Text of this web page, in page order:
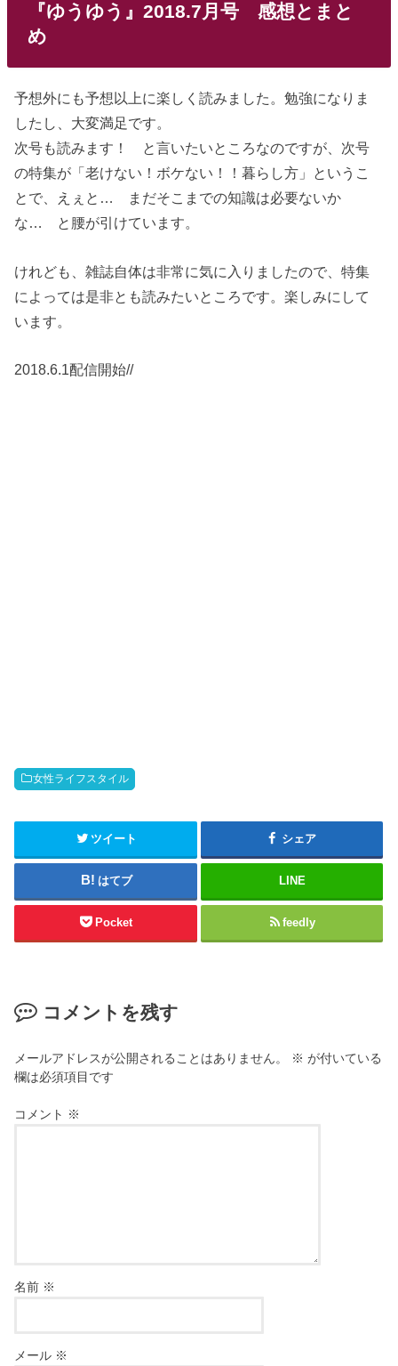
『ゆうゆう』2018.7月号 感想とまと
め
予想外にも予想以上に楽しく読みました。勉強になりま
したし、大変満足です。
次号も読みます！ と言いたいところなのですが、次号
の特集が「老けない！ボケない！！暮らし方」というこ
とで、えぇと… まだそこまでの知識は必要ないか
な… と腰が引けています。
けれども、雑誌自体は非常に気に入りましたので、特集
によっては是非とも読みたいところです。楽しみにして
います。
2018.6.1配信開始//
女性ライフスタイル
ツイート シェア
はてブ LINE
Pocket feedly
コメントを残す
メールアドレスが公開されることはありません。 ※ が付いている
欄は必須項目です
コメント ※
名前 ※
メール ※